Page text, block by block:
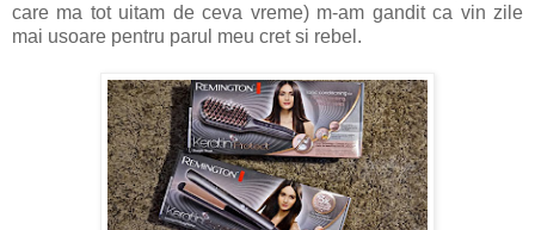
care ma tot uitam de ceva vreme) m-am gandit ca vin zile
mai usoare pentru parul meu cret si rebel.